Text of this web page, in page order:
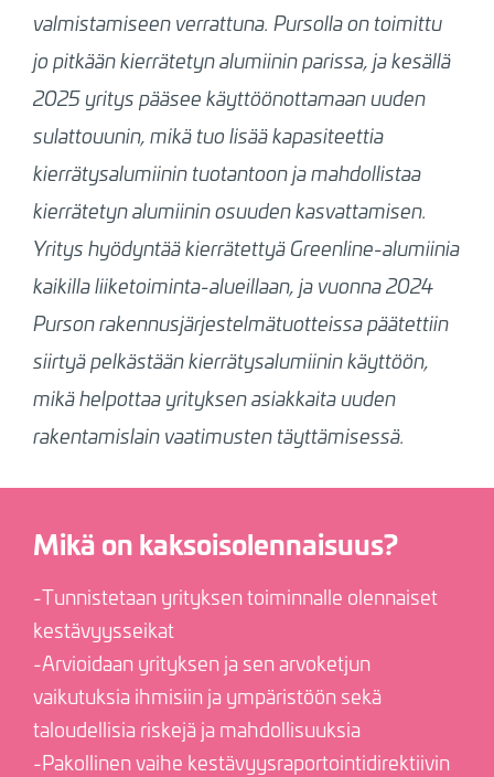
valmistamiseen verrattuna. Pursolla on toimittu
jo pitkään kierrätetyn alumiinin parissa, ja kesällä
2025 yritys pääsee käyttöönottamaan uuden
sulattouunin, mikä tuo lisää kapasiteettia
kierrätysalumiinin tuotantoon ja mahdollistaa
kierrätetyn alumiinin osuuden kasvattamisen.
Yritys hyödyntää kierrätettyä Greenline-alumiinia
kaikilla liiketoiminta-alueillaan, ja vuonna 2024
Purson rakennusjärjestelmätuotteissa päätettiin
siirtyä pelkästään kierrätysalumiinin käyttöön,
mikä helpottaa yrityksen asiakkaita uuden
rakentamislain vaatimusten täyttämisessä.
Mikä on kaksoisolennaisuus?
-Tunnistetaan yrityksen toiminnalle olennaiset
kestävyysseikat
-Arvioidaan yrityksen ja sen arvoketjun
vaikutuksia ihmisiin ja ympäristöön sekä
taloudellisia riskejä ja mahdollisuuksia
-Pakollinen vaihe kestävyysraportointidirektiivin